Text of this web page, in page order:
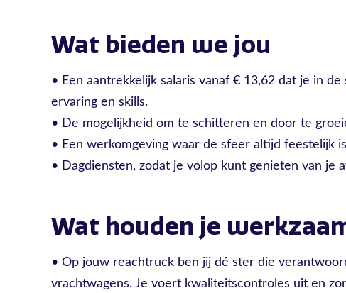
Wat bieden we jou
• Een aantrekkelijk salaris vanaf € 13,62 dat je in
ervaring en skills.
• De mogelijkheid om te schitteren en door te
• Een werkomgeving waar de sfeer altijd feestelijk
• Dagdiensten, zodat je volop kunt genieten van je
Wat houden je
• Op jouw reachtruck ben jij dé ster die
vrachtwagens. Je voert kwaliteitscontroles uit en